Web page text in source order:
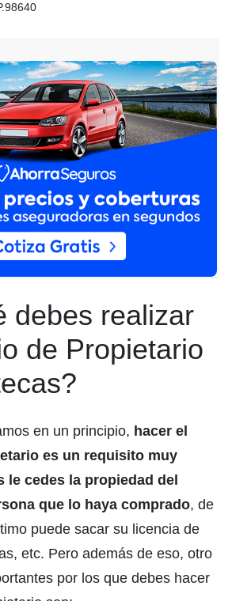
debes realizar
de Propietario
en un principio, hacer el
es un requisito muy
le cedes la propiedad del
que lo haya comprado, de
puede sacar su licencia de
etc. Pero además de eso, otro
por los que debes hacer